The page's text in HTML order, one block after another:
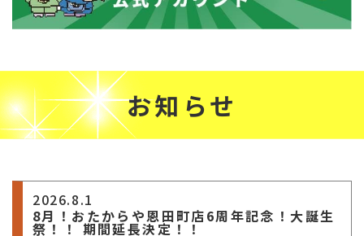
お知らせ
2026.8.1
8月！おたからや恩田町店6周年記念！大誕生
祭！！ 期間延長決定！！